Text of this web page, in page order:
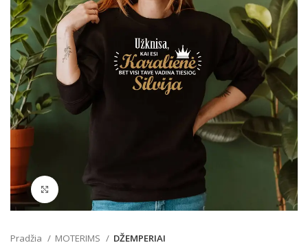
Padidinti
Pradžia MOTERIMS DŽEMPERIAI